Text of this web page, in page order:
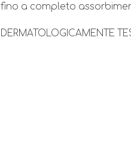
fino a completo
DERMATOLOGICAMENTE